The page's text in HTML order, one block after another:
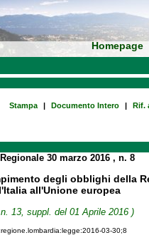
Homepage
Stampa | Documento Intero | Rif.
30 marzo 2016 , n. 8
degli obblighi della
all'Unione europea
13, suppl. del 01 Aprile 2016 )
03-30;8